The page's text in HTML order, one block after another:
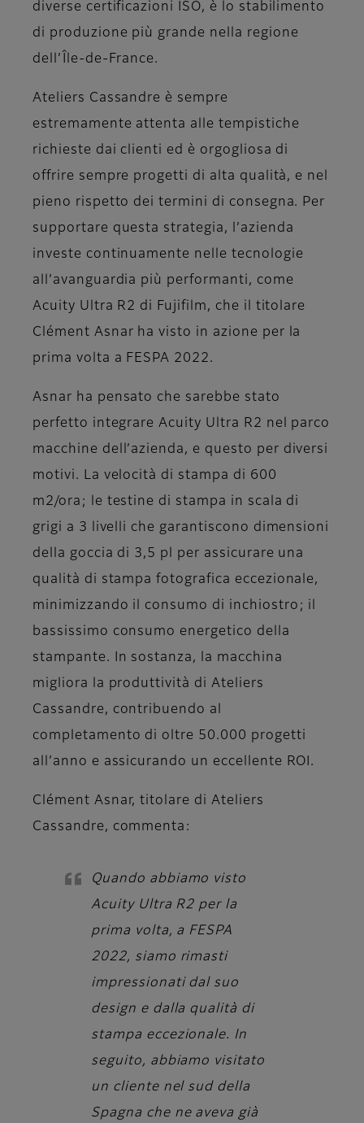
diverse certificazioni ISO, è lo stabilimento
di produzione più grande nella regione
dell’Île-de-France.
Ateliers Cassandre è sempre
estremamente attenta alle tempistiche
richieste dai clienti ed è orgogliosa di
offrire sempre progetti di alta qualità, e nel
pieno rispetto dei termini di consegna. Per
supportare questa strategia, l’azienda
investe continuamente nelle tecnologie
all’avanguardia più performanti, come
Acuity Ultra R2 di Fujifilm, che il titolare
Clément Asnar ha visto in azione per la
prima volta a FESPA 2022.
Asnar ha pensato che sarebbe stato
perfetto integrare Acuity Ultra R2 nel parco
macchine dell’azienda, e questo per diversi
motivi. La velocità di stampa di 600
m2/ora; le testine di stampa in scala di
grigi a 3 livelli che garantiscono dimensioni
della goccia di 3,5 pl per assicurare una
qualità di stampa fotografica eccezionale,
minimizzando il consumo di inchiostro; il
bassissimo consumo energetico della
stampante. In sostanza, la macchina
migliora la produttività di Ateliers
Cassandre, contribuendo al
completamento di oltre 50.000 progetti
all’anno e assicurando un eccellente ROI.
Clément Asnar, titolare di Ateliers
Cassandre, commenta:
Quando abbiamo visto
Acuity Ultra R2 per la
prima volta, a FESPA
2022, siamo rimasti
impressionati dal suo
design e dalla qualità di
stampa eccezionale. In
seguito, abbiamo visitato
un cliente nel sud della
Spagna che ne aveva già